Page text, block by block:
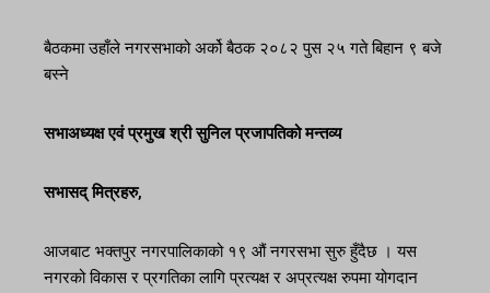
बैठकमा उहाँले नगरसभाको अर्को बैठक २०८२ पुस २५ गते बिहान ९ बजे
बस्ने
सभाअध्यक्ष एवं प्रमुख श्री सुनिल प्रजापतिको मन्तव्य
सभासद् मित्रहरु,
आजबाट भक्तपुर नगरपालिकाको १९ औं नगरसभा सुरु हुँदैछ । यस
नगरको विकास र प्रगतिका लागि प्रत्यक्ष र अप्रत्यक्ष रुपमा योगदान